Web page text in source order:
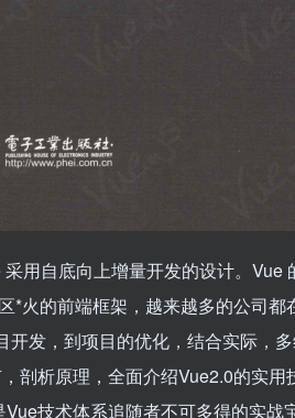
用自底向上增量开发的设计。Vue
*火的前端框架，越来越多的公司都
发，到项目的优化，结合实际，多
剖析原理，全面介绍Vue2.0的实用
技术体系追随者不可多得的实战宝